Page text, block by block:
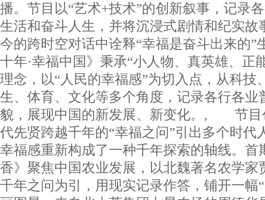
播。节目以“艺术+技术”的创新叙事，记录
生活和奋斗人生，并将沉浸式剧情和纪实故
今的跨时空对话中诠释“幸福是奋斗出来
十年·幸福中国》秉承“小人物、真英雄、正
理念，以“人民的幸福感”为切入点，从科技
生、体育、文化等多个角度，记录各行各业
貌，展现中国的新发展、新变化。, 节目
代先贤跨越千年的“幸福之问”引出多个时代
幸福感重新构成了一种千年探索的轴线。首
香》聚焦中国农业发展，以北魏著名农学家
千年之问为引，用现实记录作答，铺开一幅